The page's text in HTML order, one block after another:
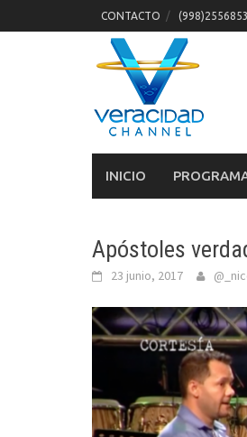
to
CONTACTO
INICIO
Apóstoles
23 junio, 2017